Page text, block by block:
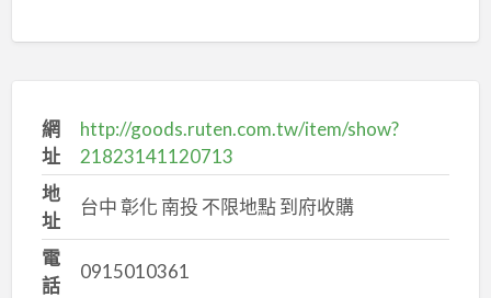
網
址
http://goods.ruten.com.tw/item/show?
21823141120713
地
址
台中 彰化 南投 不限地點 到府收購
電
話
0915010361